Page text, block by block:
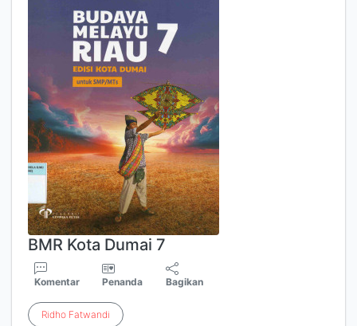
BMR Kota Dumai 7
Komentar Penanda Bagikan
Ridho Fatwandi